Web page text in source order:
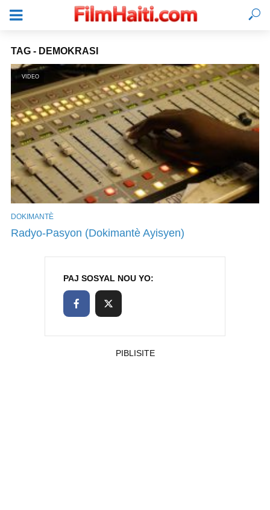
KONEKTE
TAG - DEMOKRASI
VIDEO
DOKIMANTÈ
Radyo-Pasyon (Dokimantè Ayisyen)
PAJ SOSYAL NOU YO:
PIBLISITE